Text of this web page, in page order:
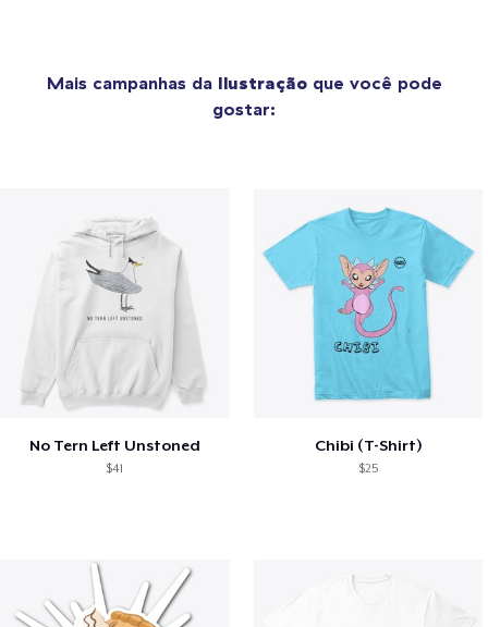
Mais campanhas da Ilustraçãoque você pode
gostar:
No Tern Left Unstoned
$41
Chibi (T-Shirt)
$25